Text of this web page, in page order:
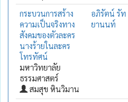
กระบวนการสร้าง
ความเป็นจริงทาง
สังคมของตัวละคร
นางร้ายในละคร
โทรทัศน์
มหาวิทยาลัย
ธรรมศาสตร์
สมสุข หินวิมาน
อภิรัตน์ รัท
ยานนท์